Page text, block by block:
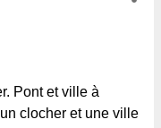
Pont et ville à
clocher et une ville